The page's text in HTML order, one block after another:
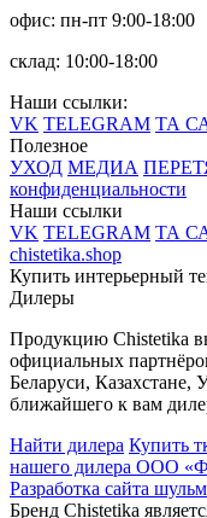
офис: пн-пт 9:00-18:00
склад: 10:00-18:00
Наши ссылки:
VK TELEGRAM ТА
Полезное
УХОД МЕДИА
конфиденциальности
Наши ссылки
VK TELEGRAM ТА
chistetika.shop
Купить интерьерный
Дилеры
Продукцию Chistetika
официальных
Беларуси, Казахстане,
ближайшего к вам
Найти дилера Купить
нашего дилера ООО
Разработка сайта
Бренд Chistetika